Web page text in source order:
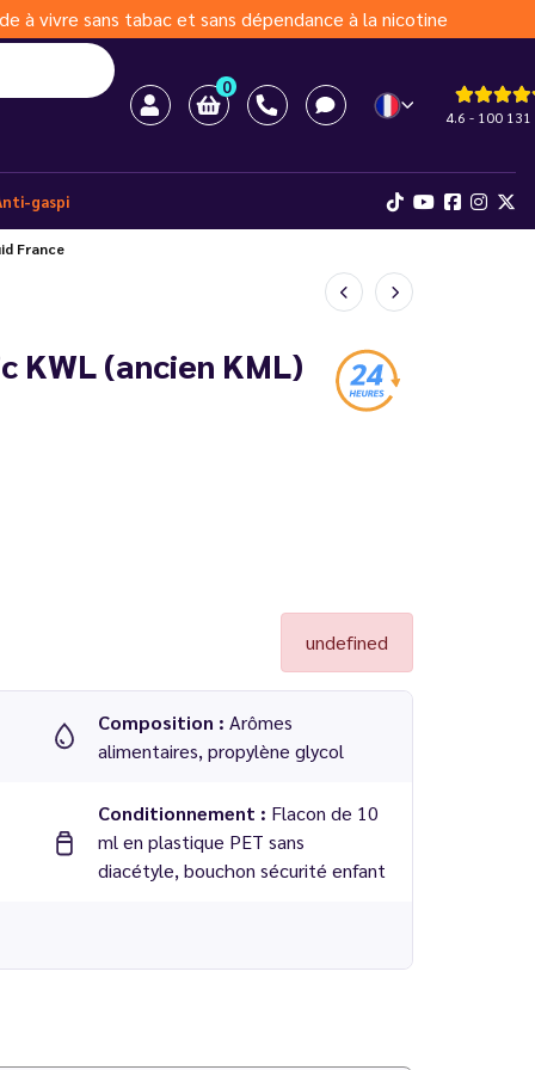
à vivre sans tabac et sans dépendance à la nicotine
0
4.6 - 100 131
gaspi
France
KWL (ancien KML)
undefined
Composition : Arômes
alimentaires, propylène glycol
Conditionnement : Flacon de 10
ml en plastique PET sans
diacétyle, bouchon sécurité enfant
VG